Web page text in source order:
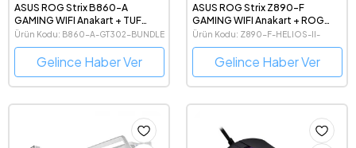
ASUS ROG Strix B860-A
GAMING WIFI Anakart + TUF
Gaming GT302 ARGB Kasa
Bundle
Ürün Kodu: B860-A-GT302-BUNDLE
Gelince Haber Ver
ASUS ROG Strix Z890-F
GAMING WIFI Anakart + ROG
Strix Helios II Kasa Bundle
Ürün Kodu: Z890-F-HELIOS-II-
BUNDLE
Gelince Haber Ver